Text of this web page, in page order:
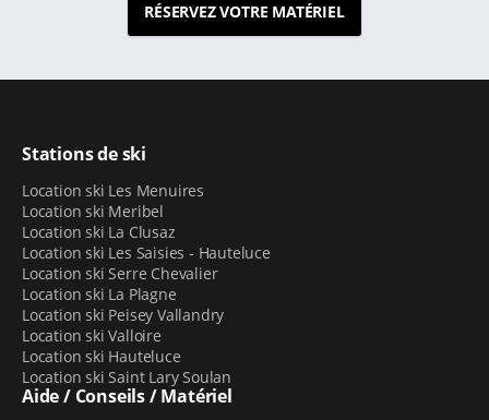
RÉSERVEZ VOTRE MATÉRIEL
Stations de ski
Location ski Les Menuires
Location ski Meribel
Location ski La Clusaz
Location ski Les Saisies - Hauteluce
Location ski Serre Chevalier
Location ski La Plagne
Location ski Peisey Vallandry
Location ski Valloire
Location ski Hauteluce
Location ski Saint Lary Soulan
Aide / Conseils / Matériel